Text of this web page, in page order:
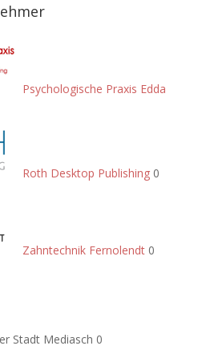
Psychologische Praxis Edda
Roth Desktop Publishing0
Zahntechnik Fernolendt0
Stadt Mediasch 0